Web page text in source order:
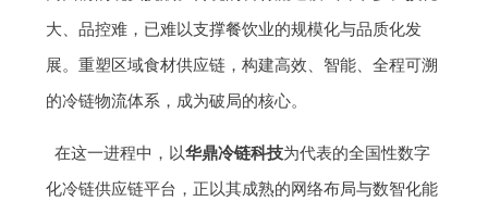
大、品控难，已难以支撑餐饮业的规模化与品质化发
展。重塑区域食材供应链，构建高效、智能、全程可溯
的冷链物流体系，成为破局的核心。
在这一进程中，以华鼎冷链科技为代表的全国性数字
化冷链供应链平台，正以其成熟的网络布局与数智化能